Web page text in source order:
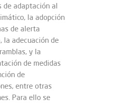
de adaptación al
la adopción
de alerta
la adecuación de
y la
de medidas
de
entre otras
Para ello se